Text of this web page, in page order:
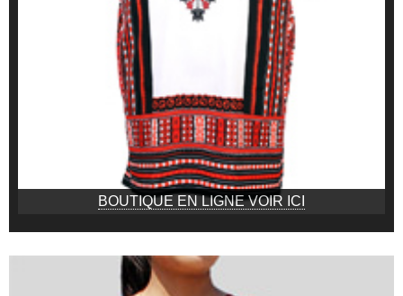
BOUTIQUE EN LIGNE VOIR ICI